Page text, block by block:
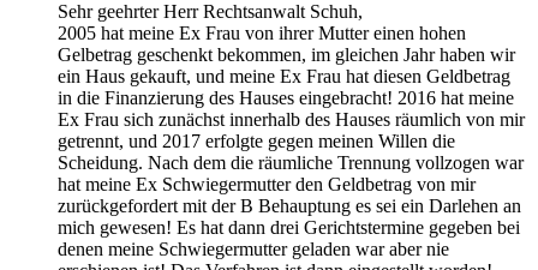
Sehr geehrter Herr Rechtsanwalt Schuh,
2005 hat meine Ex Frau von ihrer Mutter einen hohen
Gelbetrag geschenkt bekommen, im gleichen Jahr haben wir
ein Haus gekauft, und meine Ex Frau hat diesen Geldbetrag
in die Finanzierung des Hauses eingebracht! 2016 hat meine
Ex Frau sich zunächst innerhalb des Hauses räumlich von mir
getrennt, und 2017 erfolgte gegen meinen Willen die
Scheidung. Nach dem die räumliche Trennung vollzogen war
hat meine Ex Schwiegermutter den Geldbetrag von mir
zurückgefordert mit der B Behauptung es sei ein Darlehen an
mich gewesen! Es hat dann drei Gerichtstermine gegeben bei
denen meine Schwiegermutter geladen war aber nie